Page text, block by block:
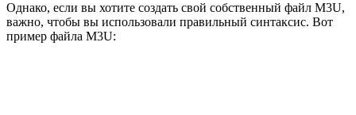
Однако, если вы хотите создать свой собственный файл M3U,
важно, чтобы вы использовали правильный синтаксис. Вот
пример файла M3U: